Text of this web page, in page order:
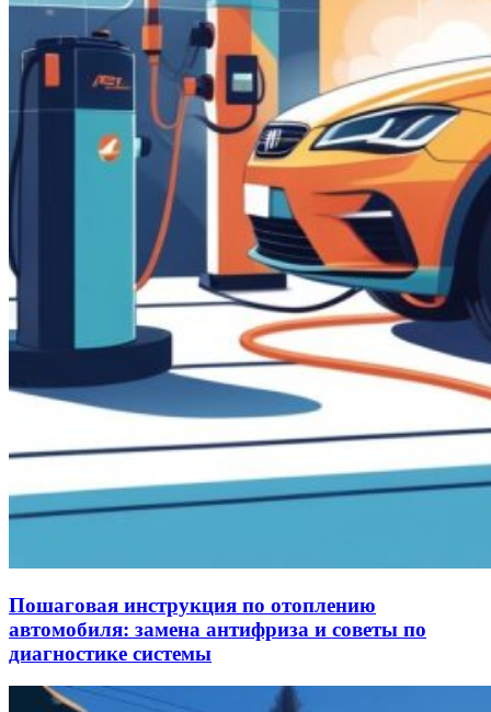
Пошаговая инструкция по отоплению
автомобиля: замена антифриза и советы по
диагностике системы